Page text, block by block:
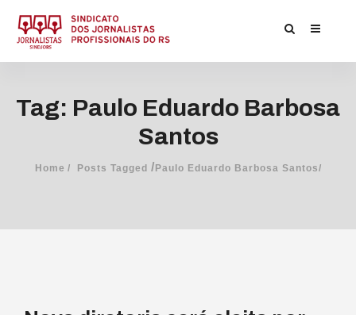
Tag: Paulo Eduardo Barbosa
Santos
Home Posts Tagged / Paulo Eduardo Barbosa Santos/